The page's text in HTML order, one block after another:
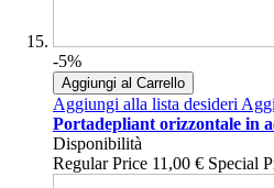
-5%
Aggiungi al Carrello
Aggiungi alla lista desideri
Portadepliant orizzontale in
Disponibilità
Regular Price 11,00 € Special